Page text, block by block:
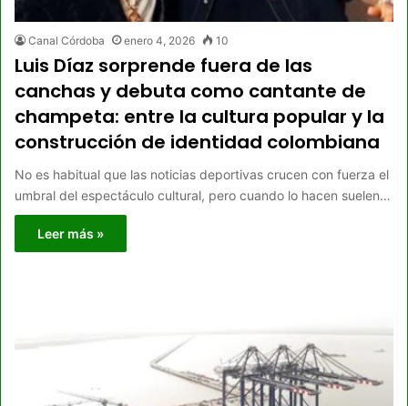
Canal Córdoba enero 4, 2026 10
Luis Díaz sorprende fuera de las
canchas y debuta como cantante de
champeta: entre la cultura popular y la
construcción de identidad colombiana
No es habitual que las noticias deportivas crucen con fuerza el
umbral del espectáculo cultural, pero cuando lo hacen suelen…
Leer más »